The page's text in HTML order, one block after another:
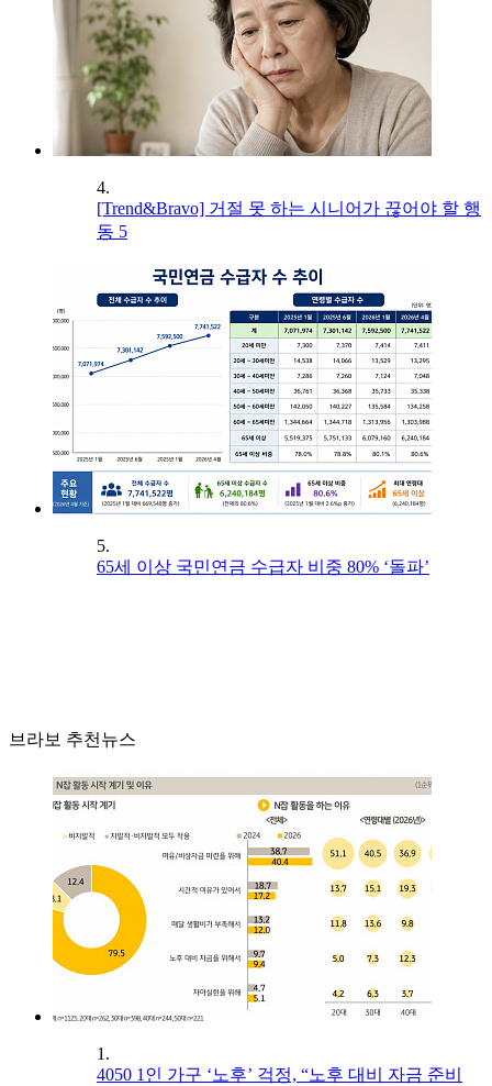
4.
[Trend&Bravo] 거절 못 하는 시니어가 끊어야 할 행
동 5
5.
65세 이상 국민연금 수급자 비중 80% ‘돌파’
브라보 추천뉴스
1.
4050 1인 가구 ‘노후’ 걱정, “노후 대비 자금 준비